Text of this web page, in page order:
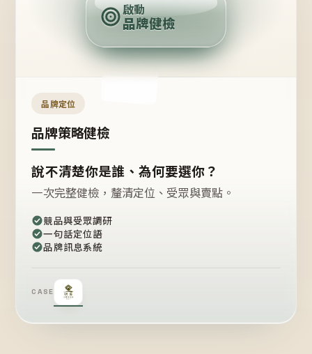
定
位
啟動
品牌健檢
品牌定位
品牌策略健檢
說不清楚你是誰、為何要選你？
一次完整健檢，釐清定位、受眾與賣點。
競品與受眾調研
一句話定位語
品牌訊息系統
CASE